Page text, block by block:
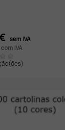
sem IVA
com IVA